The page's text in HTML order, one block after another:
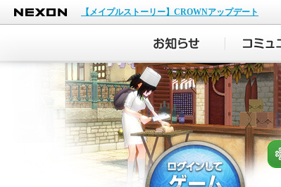
NEXON
【メイプルストーリー】CROWNアップデート